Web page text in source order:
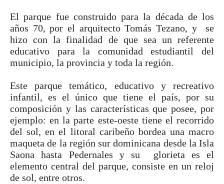
El parque fue construido para la década de los
años 70, por el arquitecto Tomás Tezano, y se
hizo con la finalidad de que sea un referente
educativo para la comunidad estudiantil del
municipio, la provincia y toda la región.
Este parque temático, educativo y recreativo
infantil, es el único que tiene el país, por su
composición y las características que posee, por
ejemplo: en la parte este-oeste tiene el recorrido
del sol, en el litoral caribeño bordea una macro
maqueta de la región sur dominicana desde la Isla
Saona hasta Pedernales y su glorieta es el
elemento central del parque, consiste en un reloj
de sol, entre otros.